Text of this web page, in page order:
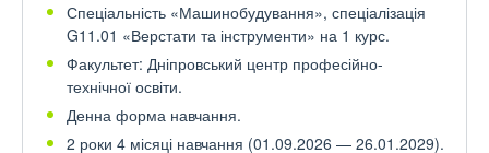
Спеціальність «Машинобудування», спеціалізація
G11.01 «Верстати та інструменти» на 1 курс.
Факультет: Дніпровський центр професійно-
технічної освіти.
Денна форма навчання.
2 роки 4 місяці навчання (01.09.2026 — 26.01.2029).